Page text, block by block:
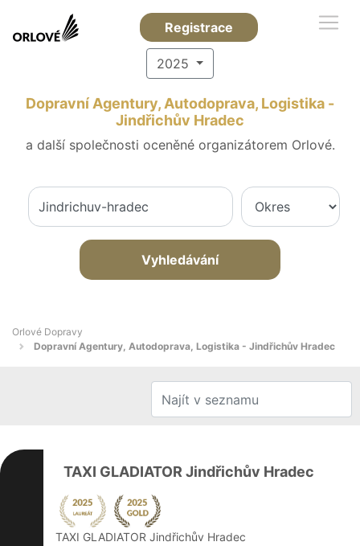
Registrace
2025
Dopravní Agentury, Autodoprava, Logistika -
Jindřichův Hradec
a další společnosti oceněné organizátorem Orlové.
Vyhledávání
Orlové Dopravy
Dopravní Agentury, Autodoprava, Logistika - Jindřichův Hradec
TAXI GLADIATOR Jindřichův Hradec
TAXI GLADIATOR Jindřichův Hradec